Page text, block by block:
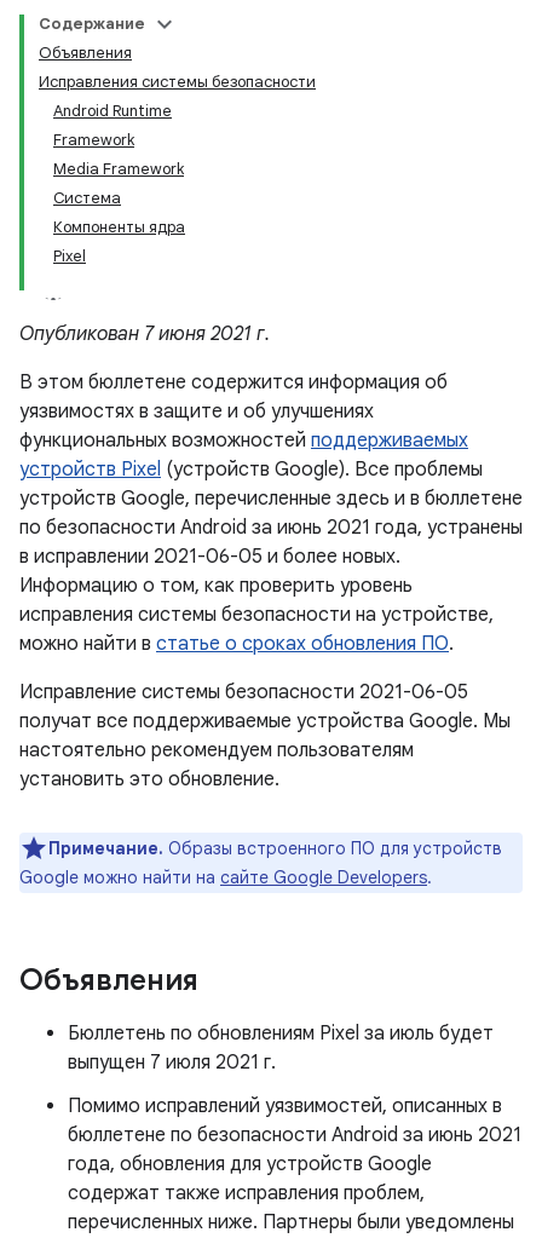
Содержание
Объявления
Исправления системы безопасности
Android Runtime
Framework
Media Framework
Система
Компоненты ядра
Pixel
Опубликован 7 июня 2021 г.
В этом бюллетене содержится информация об
уязвимостях в защите и об улучшениях
функциональных возможностей поддерживаемых
устройств Pixel (устройств Google). Все проблемы
устройств Google, перечисленные здесь и в бюллетене
по безопасности Android за июнь 2021 года, устранены
в исправлении 2021-06-05 и более новых.
Информацию о том, как проверить уровень
исправления системы безопасности на устройстве,
можно найти в статье о сроках обновления ПО.
Исправление системы безопасности 2021-06-05
получат все поддерживаемые устройства Google. Мы
настоятельно рекомендуем пользователям
установить это обновление.
Примечание. Образы встроенного ПО для устройств
Google можно найти на сайте Google Developers.
Объявления
Бюллетень по обновлениям Pixel за июль будет
выпущен 7 июля 2021 г.
Помимо исправлений уязвимостей, описанных в
бюллетене по безопасности Android за июнь 2021
года, обновления для устройств Google
содержат также исправления проблем,
перечисленных ниже. Партнеры были уведомлены